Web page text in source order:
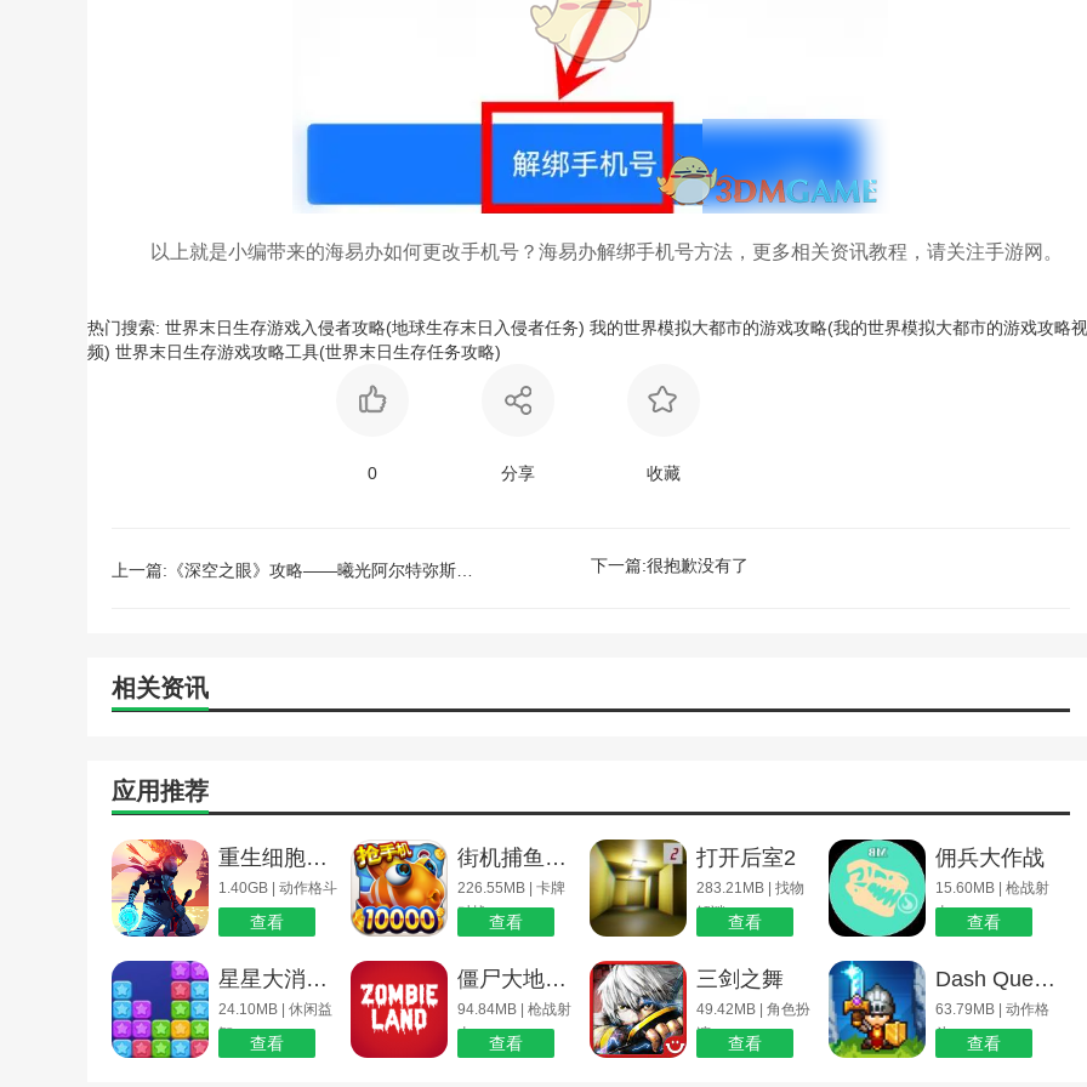
以上就是小编带来的海易办如何更改手机号？海易办解绑手机号方法，更多相关资讯教程，请关注手游网。
热门搜索: 世界末日生存游戏入侵者攻略(地球生存末日入侵者任务) 我的世界模拟大都市的游戏攻略(我的世界模拟大都市的游戏攻略视
频) 世界末日生存游戏攻略工具(世界末日生存任务攻略)
0 分享 收藏
下一篇:很抱歉没有了
相关资讯
应用推荐
重生细胞免内购版中文版_重生细胞免内购
1.40GB | 动作格斗
查看
街机捕鱼达人
226.55MB | 卡牌
对战查看
打开后室2
283.21MB | 找物
解谜查看
佣兵大作战
15.60MB | 枪战射
击
查看
星星大消除游戏_星星世界大消除
24.10MB | 休闲益
智
查看
僵尸大地电影_僵尸大地
94.84MB | 枪战射
击
查看
三剑之舞
49.42MB | 角色扮
演
查看
Dash Quest 2
63.79MB | 动作格
斗
查看